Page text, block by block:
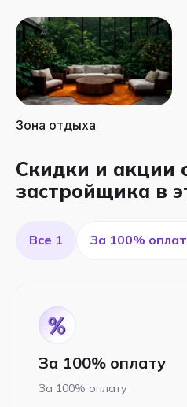
Зона отдыха
Скидки и акции
застройщика в
Все 1 За 100%
За 100% оплату
За 100% оплату